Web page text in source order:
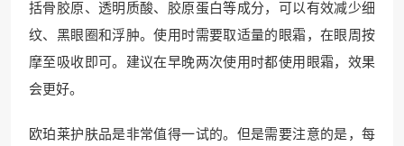
括骨胶原、透明质酸、胶原蛋白等成分，可以有效减少细
纹、黑眼圈和浮肿。使用时需要取适量的眼霜，在眼周按
摩至吸收即可。建议在早晚两次使用时都使用眼霜，效果
会更好。
欧珀莱护肤品是非常值得一试的。但是需要注意的是，每